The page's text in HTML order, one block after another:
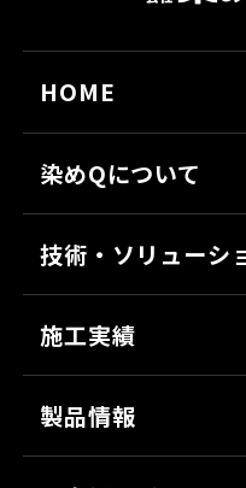
HOME
染めQについて
会社概要
沿革
技術・ソリューシ
強靭化工法
ソリューション
施工実績
製品情報